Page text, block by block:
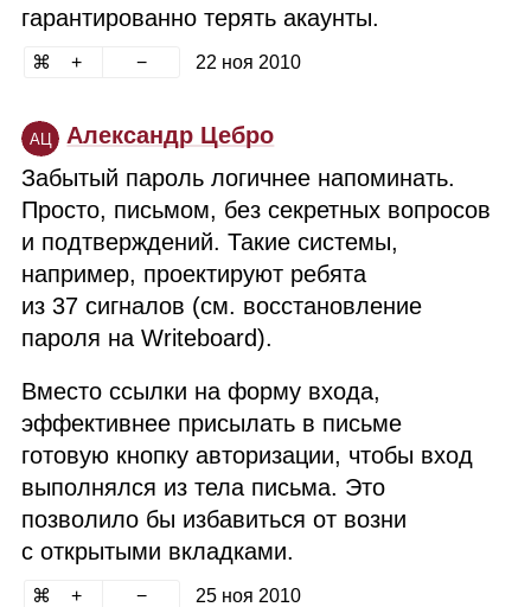
гарантированно терять акаунты.
22 ноя 2010
АЦ
Александр Цебро
Забытый пароль логичнее напоминать.
Просто, письмом, без секретных вопросов
и подтверждений. Такие системы,
например, проектируют ребята
из 37 сигналов (см. восстановление
пароля на Writeboard).
Вместо ссылки на форму входа,
эффективнее присылать в письме
готовую кнопку авторизации, чтобы вход
выполнялся из тела письма. Это
позволило бы избавиться от возни
с открытыми вкладками.
25 ноя 2010